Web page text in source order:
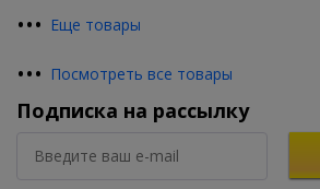
••• Еще товары
••• Посмотреть все товары
Подписка на рассылку